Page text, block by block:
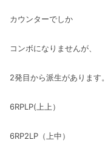
カウンターでしか
コンボになりませんが、
2発目から派生があります。
6RPLP(上上）
6RP2LP（上中）